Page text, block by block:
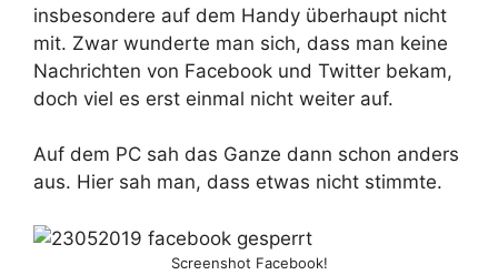
insbesondere auf dem Handy überhaupt nicht
mit. Zwar wunderte man sich, dass man keine
Nachrichten von Facebook und Twitter bekam,
doch viel es erst einmal nicht weiter auf.
Auf dem PC sah das Ganze dann schon anders
aus. Hier sah man, dass etwas nicht stimmte.
Screenshot Facebook!